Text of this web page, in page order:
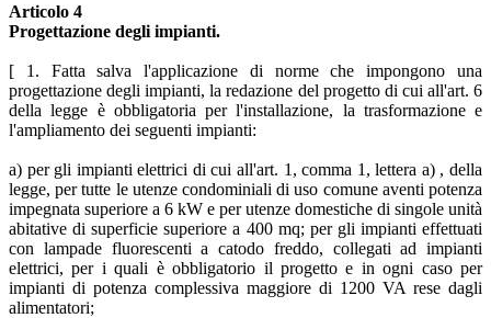
Articolo 4
Progettazione degli impianti.
[ 1. Fatta salva l'applicazione di norme che impongono una
progettazione degli impianti, la redazione del progetto di cui all'art. 6
della legge è obbligatoria per l'installazione, la trasformazione e
l'ampliamento dei seguenti impianti:
a) per gli impianti elettrici di cui all'art. 1, comma 1, lettera a) , della
legge, per tutte le utenze condominiali di uso comune aventi potenza
impegnata superiore a 6 kW e per utenze domestiche di singole unità
abitative di superficie superiore a 400 mq; per gli impianti effettuati
con lampade fluorescenti a catodo freddo, collegati ad impianti
elettrici, per i quali è obbligatorio il progetto e in ogni caso per
impianti di potenza complessiva maggiore di 1200 VA rese dagli
alimentatori;